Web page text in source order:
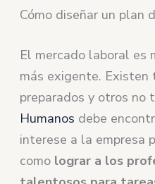
Cómo diseñar un plan
El mercado laboral es
más exigente. Existen
preparados y otros no
Humanos debe
interese a la empresa
como lograr a los